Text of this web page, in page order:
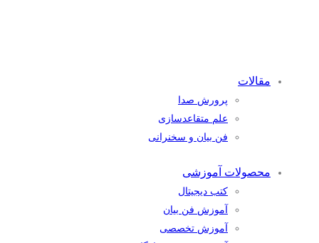
مقالات
پرورش صدا
علم متقاعدسازی
فن بیان و سخنرانی
محصولات آموزشی
کتب دیجیتال
آموزش فن بیان
آموزش تخصصی